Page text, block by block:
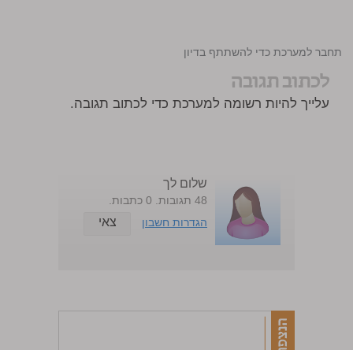
התחבר למערכת כדי להשתתף בדיון
לכתוב תגובה
עלייך להיות רשומה למערכת כדי לכתוב תגובה.
שלום לך
48 תגובות. 0 כתבות.
הגדרות חשבון
צאי